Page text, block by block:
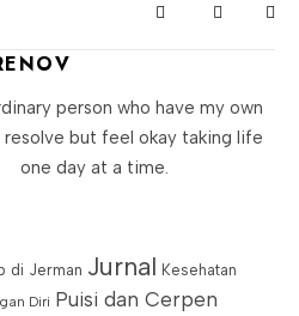
person who have my own
resolve but feel okay taking life
one day at a time.
di Jerman Jurnal Kesehatan
Diri Puisi dan Cerpen